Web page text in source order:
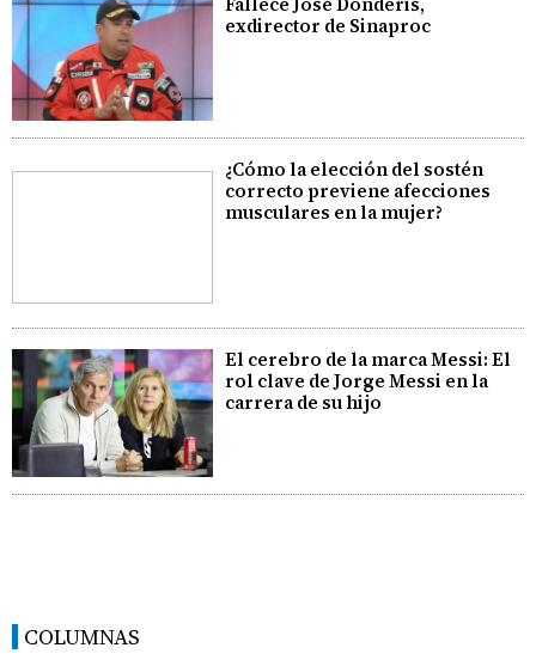
exdirector de Sinaproc
¿Cómo la elección del sostén
correcto previene afecciones
musculares en la mujer?
El cerebro de la marca Messi: El
rol clave de Jorge Messi en la
carrera de su hijo
COLUMNAS